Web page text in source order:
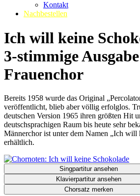
Kontakt
Nachbestellen
Ich will keine
3-stimmige
Frauenchor
Bereits 1958 wurde das Original
veröffentlicht, blieb aber völlig erfolglos.
deutschen Version 1965 ihren größten Hit
deutschsprachigen Raum bis heute sehr
Männerchor ist unter dem Namen „Ich will
erhältlich.
Singpartitur ansehen
Klavierpartitur ansehen
Chorsatz merken